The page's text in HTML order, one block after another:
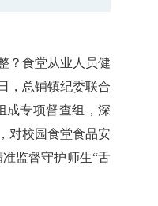
？食堂从业人员健
，总铺镇纪委联合
成专项督查组，深
对校园食堂食品安
监督守护师生“舌